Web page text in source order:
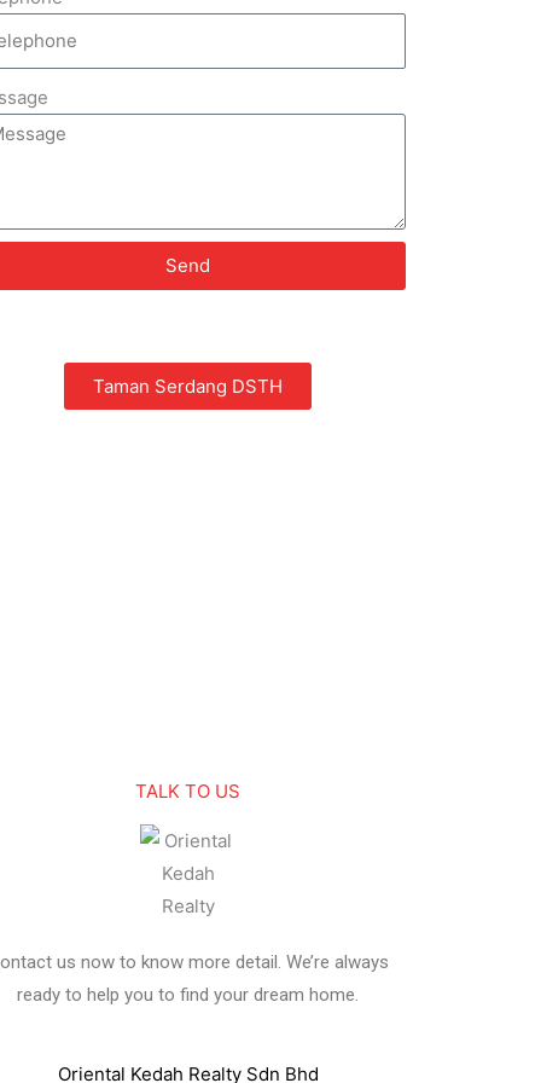
Send
Taman Serdang DSTH
TALK TO US
us now to know more detail. We’re always
ready to help you to find your dream home.
Oriental Kedah Realty Sdn Bhd